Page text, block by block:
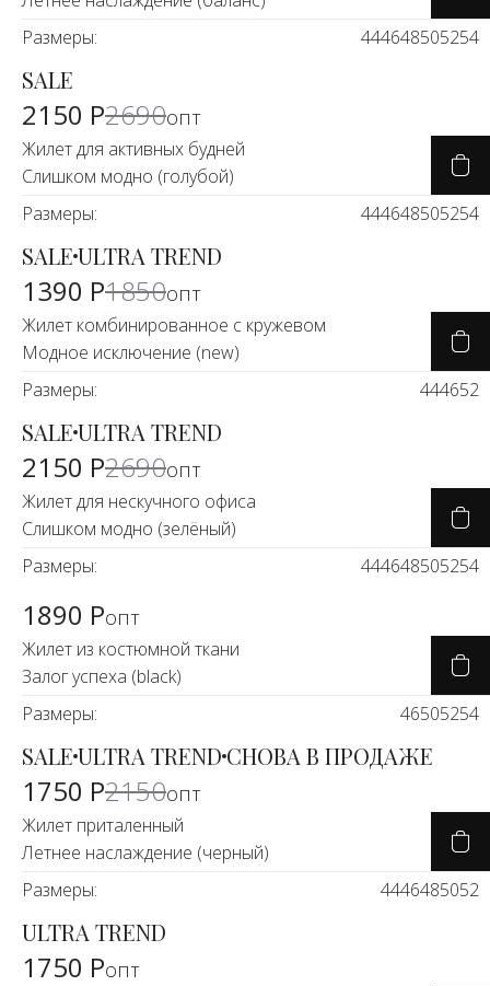
Размеры:
444648505254
-21%
SALE
2150 Р2690опт
Жилет для активных будней
Слишком модно (голубой)
Размеры:
444648505254
-24%
SALEULTRA TREND
1390 Р1850опт
Жилет комбинированное с кружевом
Модное исключение (new)
Размеры:
444652
-21%
SALEULTRA TREND
2150 Р2690опт
Жилет для нескучного офиса
Слишком модно (зелёный)
Размеры:
444648505254
1890 Ропт
Жилет из костюмной ткани
Залог успеха (black)
Размеры:
46505254
-18%
SALEULTRA TREND СНОВА В ПРОДАЖЕ
1750 Р2150опт
Жилет приталенный
Летнее наслаждение (черный)
Размеры:
4446485052
ULTRA TREND
1750 Ропт